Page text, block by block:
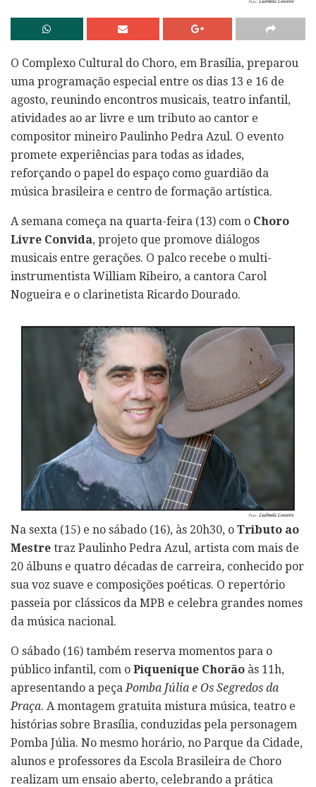
O Complexo Cultural do Choro, em Brasília, preparou
uma programação especial entre os dias 13 e 16 de
agosto, reunindo encontros musicais, teatro infantil,
atividades ao ar livre e um tributo ao cantor e
compositor mineiro Paulinho Pedra Azul. O evento
promete experiências para todas as idades,
reforçando o papel do espaço como guardião da
música brasileira e centro de formação artística.
A semana começa na quarta-feira (13) com o Choro
Livre Convida, projeto que promove diálogos
musicais entre gerações. O palco recebe o multi-
instrumentista William Ribeiro, a cantora Carol
Nogueira e o clarinetista Ricardo Dourado.
Na sexta (15) e no sábado (16), às 20h30, o Tributo ao
Mestre traz Paulinho Pedra Azul, artista com mais de
20 álbuns e quatro décadas de carreira, conhecido por
sua voz suave e composições poéticas. O repertório
passeia por clássicos da MPB e celebra grandes nomes
da música nacional.
O sábado (16) também reserva momentos para o
público infantil, com o Piquenique Chorão às 11h,
apresentando a peça Pomba Júlia e Os Segredos da
Praça. A montagem gratuita mistura música, teatro e
histórias sobre Brasília, conduzidas pela personagem
Pomba Júlia. No mesmo horário, no Parque da Cidade,
alunos e professores da Escola Brasileira de Choro
realizam um ensaio aberto, celebrando a prática